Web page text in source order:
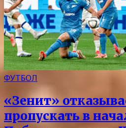
ФУТБОЛ
«Зенит»
пропускать в